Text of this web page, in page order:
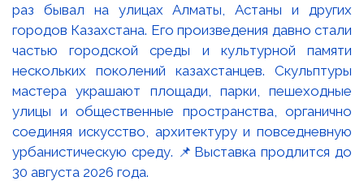
раз бывал на улицах Алматы, Астаны и других
городов Казахстана. Его произведения давно стали
частью городской среды и культурной памяти
нескольких поколений казахстанцев. Скульптуры
мастера украшают площади, парки, пешеходные
улицы и общественные пространства, органично
соединяя искусство, архитектуру и повседневную
урбанистическую среду. 📌Выставка продлится до
30 августа 2026 года.